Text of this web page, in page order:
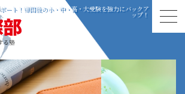
ート！帰国後の小・中・高・大受験を強力にバックア
ップ！